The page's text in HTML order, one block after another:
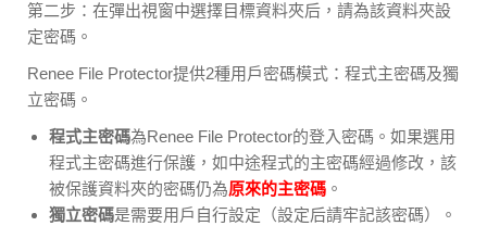
第二步：在彈出視窗中選擇目標資料夾后，請為該資料夾設
定密碼。
Renee File Protector提供2種用戶密碼模式：程式主密碼及獨
立密碼。
程式主密碼為Renee File Protector的登入密碼。如果選用
程式主密碼進行保護，如中途程式的主密碼經過修改，該
被保護資料夾的密碼仍為原來的主密碼 。
獨立密碼是需要用戶自行設定（設定后請牢記該密碼）。